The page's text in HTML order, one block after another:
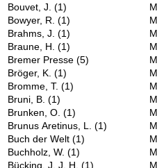
Bouvet, J.(1)
Bowyer, R.(1)
Brahms, J.(1)
Braune, H.(1)
Bremer Presse(5)
Bröger, K.(1)
Bromme, T.(1)
Bruni, B.(1)
Brunken, O.(1)
Brunus Aretinus, L.(1)
Buch der Welt(1)
Buchholz, W.(1)
Bücking, J. J. H.(1)